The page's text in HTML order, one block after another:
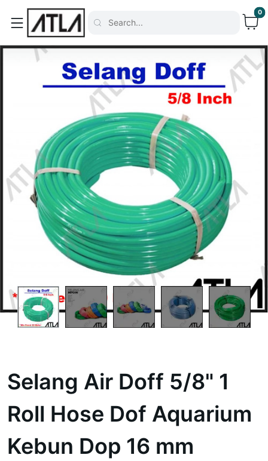
Search...
0
Selang Air Doff 5/8" 1
Roll Hose Dof Aquarium
Kebun Dop 16 mm